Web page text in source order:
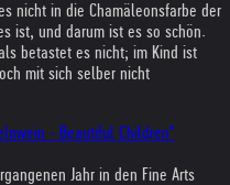
nicht in die Chamäleonsfarbe der
ist, und darum ist es so schön.
betastet es nicht; im Kind ist
mit sich selber nicht
- Beautiful Children"
Jahr in den Fine Arts